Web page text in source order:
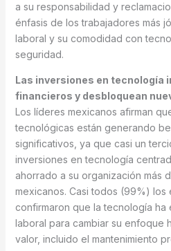
a su responsabilidad y
énfasis de los trabajadores más
laboral y su comodidad con
seguridad.
Las inversiones en tecnología
financieros y desbloquean
Los líderes mexicanos afirman
tecnológicas están generando
significativos, ya que casi un
inversiones en tecnología
ahorrado a su organización más
mexicanos. Casi todos (99%)
confirmaron que la tecnología
laboral para cambiar su enfoque
valor, incluido el mantenimiento